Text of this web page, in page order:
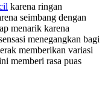
karena ringan
seimbang dengan
menarik karena
menegangkan bagi
memberikan variasi
memberi rasa puas